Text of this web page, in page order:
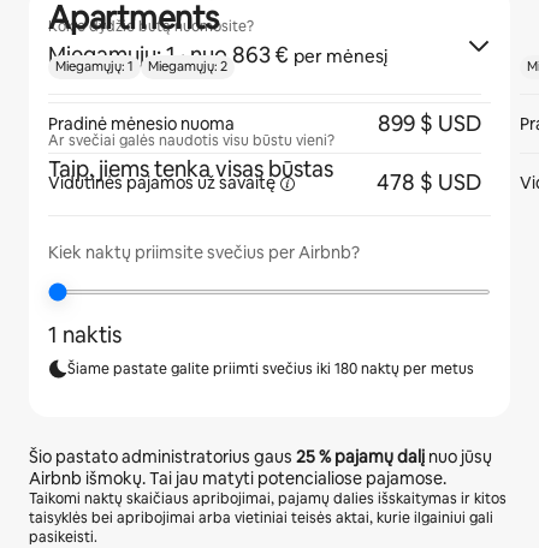
Kokio dydžio butą nuomosite?
Miegamųjų: 1 · nuo 863 € per mėnesį
Ar svečiai galės naudotis visu būstu vieni?
Taip, jiems tenka visas būstas
Kiek naktų priimsite svečius per Airbnb?
1 naktis
Šiame pastate galite priimti svečius iki 180 naktų per metus
Šio pastato administratorius gaus 25 %pajamų dalį nuo jūsų
Airbnb išmokų. Tai jau matyti potencialiose pajamose.
Taikomi naktų skaičiaus apribojimai, pajamų dalies išskaitymas ir kitos
taisyklės bei apribojimai arba vietiniai teisės aktai, kurie ilgainiui gali
pasikeisti.
Apartments
Miegamųjų: 1 Miegamųjų: 2
Pradinė mėnesio nuoma 899 $ USD
Vidutinės pajamos už savaitę 478 $ USD